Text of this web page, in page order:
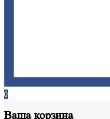
0
Вашакорзина